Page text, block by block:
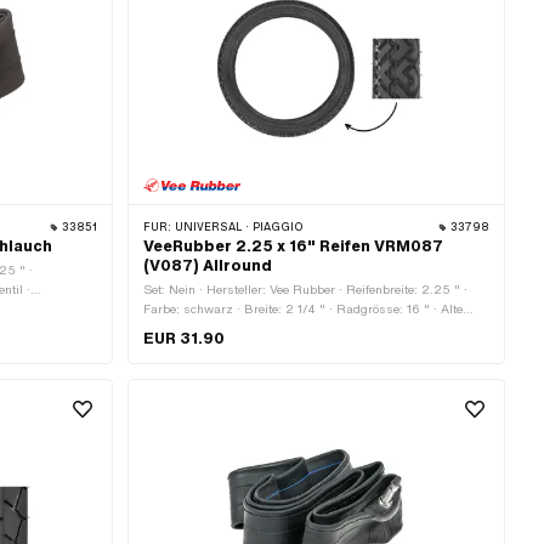
33851
" ·
·
FÜR: UNIVERSAL · PIAGGIO 33798
VeeRubber 2.25 x 16" Reifen VRM087
(V087) Allround
Set: Nein · Hersteller: Vee Rubber · Reifenbreite: 2.25 " ·
Farbe: schwarz · Breite: 2 1/4 " · Radgrösse: 16 " · Alte
100 km/h · Tragfähigkeitsindex: 38 = 132 Kg · Profiltyp:
EUR 31.90